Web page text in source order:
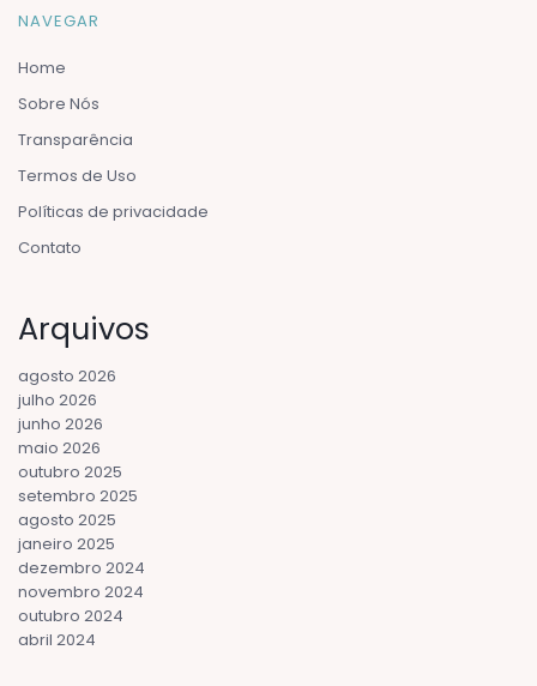
NAVEGAR
Home
Sobre Nós
Transparência
Termos de Uso
Políticas de privacidade
Contato
Arquivos
agosto 2026
julho 2026
junho 2026
maio 2026
outubro 2025
setembro 2025
agosto 2025
janeiro 2025
dezembro 2024
novembro 2024
outubro 2024
abril 2024